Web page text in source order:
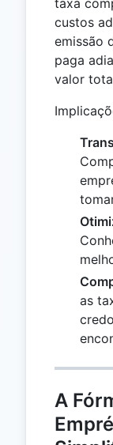
custos
emissão
paga
valor
as
A